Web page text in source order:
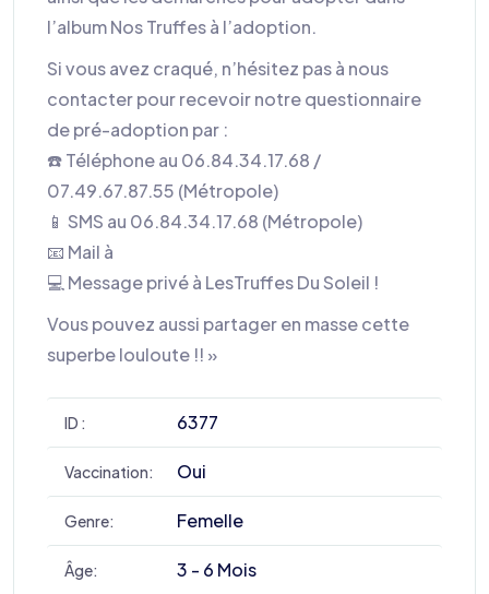
l’album Nos Truffes à l’adoption.
Si vous avez craqué, n’hésitez pas à nous
contacter pour recevoir notre questionnaire
de pré-adoption par :
☎️ Téléphone au 06.84.34.17.68 /
07.49.67.87.55 (Métropole)
📱 SMS au 06.84.34.17.68 (Métropole)
📧 Mail à
💻 Message privé à LesTruffes Du Soleil !
Vous pouvez aussi partager en masse cette
superbe louloute !! »
ID : 6377
Vaccination: Oui
Genre: Femelle
Âge: 3 - 6 Mois